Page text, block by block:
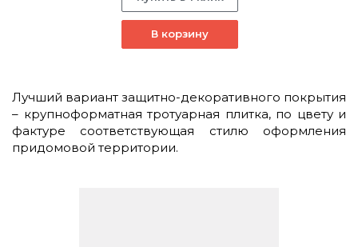
В корзину
Лучший вариант защитно-декоративного покрытия
– крупноформатная тротуарная плитка, по цвету и
фактуре соответствующая стилю оформления
придомовой территории.